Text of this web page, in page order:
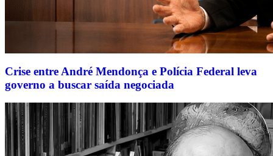
Crise entre André Mendonça e Polícia Federal leva
governo a buscar saída negociada